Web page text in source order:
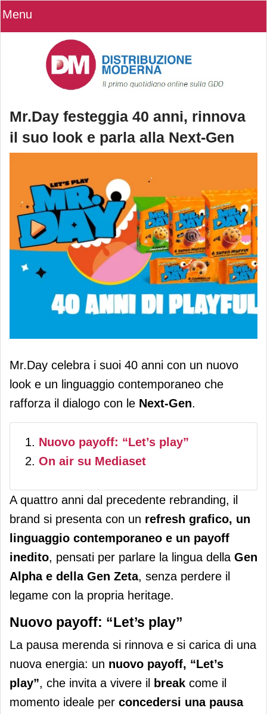
Menu
Mr.Day festeggia 40 anni, rinnova
il suo look e parla alla Next-Gen
Mr.Day festeggia 40 anni, rinnova il
suo look e parla alla Next-Gen
Mr.Day celebra i suoi 40 anni con un nuovo
look e un linguaggio contemporaneo che
rafforza il dialogo con le Next-Gen.
Nuovo payoff: “Let’s play”
On air su Mediaset
A quattro anni dal precedente rebranding, il
brand si presenta con un refresh grafico, un
linguaggio contemporaneo e un payoff
inedito, pensati per parlare la lingua della Gen
Alpha e della Gen Zeta, senza perdere il
legame con la propria heritage.
Nuovo payoff: “Let’s play”
La pausa merenda si rinnova e si carica di una
nuova energia: un nuovo payoff, “Let’s
play”, che invita a vivere il break come il
momento ideale per concedersi una pausa